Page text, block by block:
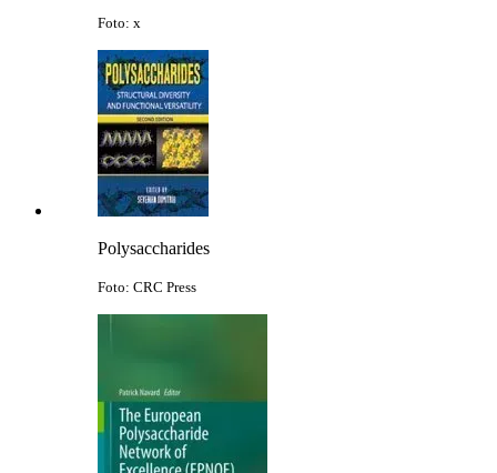
Foto: x
Polysaccharides
Foto: CRC Press